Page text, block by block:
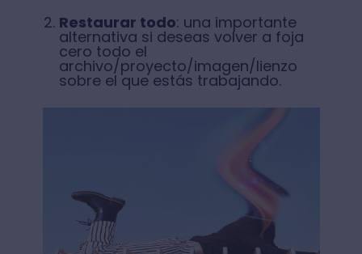
Restaurar todo: una importante
alternativa si deseas volver a foja
cero todo el
archivo/proyecto/imagen/lienzo
sobre el que estás trabajando.